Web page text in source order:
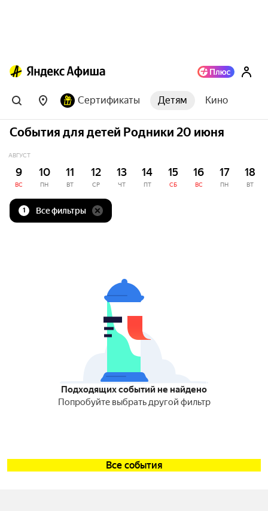
Сертификаты Детям Кино
События для детей Родники 20 июня
АВГУСТ
9
ВС
10
ПН
11
ВТ
12
СР
13
ЧТ
14
ПТ
15
СБ
16
ВС
17
ПН
18
ВТ
1 Все фильтры
Подходящих событий не найдено
Попробуйте выбрать другой фильтр
Все события